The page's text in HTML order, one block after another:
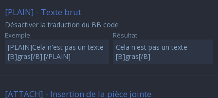
[PLAIN] - Texte brut
Désactiver la traduction du BB code
Exemple:
[PLAIN]Cela n'est pas un texte
[B]gras[/B].[/PLAIN]
Résultat:
Cela n'est pas un texte
[B]gras[/B].
[ATTACH] - Insertion de la pièce jointe